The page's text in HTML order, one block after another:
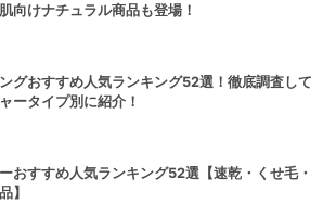
向けナチュラル商品も登場！
グおすすめ人気ランキング52選！徹底調査して
ータイプ別に紹介！
おすすめ人気ランキング52選【速乾・くせ毛・
】